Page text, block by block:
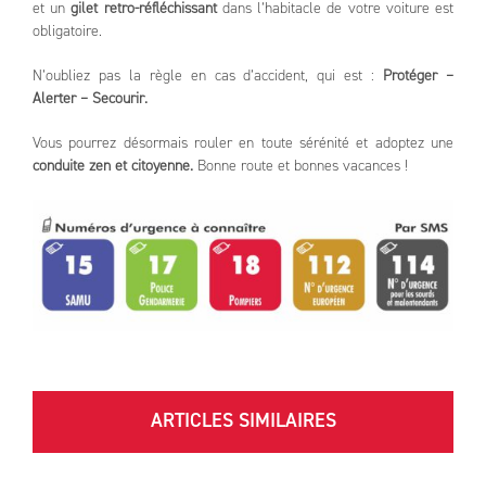
et ungilet retro-réfléchissantdans l’habitacle de votre voiture est
obligatoire.
N’oubliez pas la règle en cas d’accident, qui est :
Protéger –
Alerter – Secourir.
Vous pourrez désormais rouler en toute sérénité et adoptez une
conduite zen et citoyenne. Bonne route et bonnes vacances !
ARTICLES SIMILAIRES